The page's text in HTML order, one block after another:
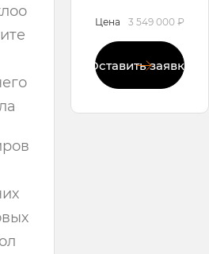
Цена 3 549 000 ₽
Оставить заявку